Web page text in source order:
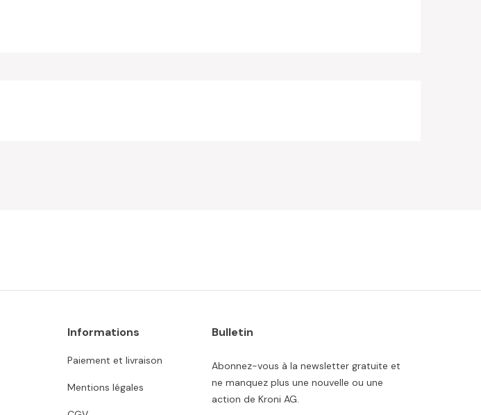
Informations
Paiement et livraison
Mentions légales
Bulletin
Abonnez-vous à la newsletter gratuite et
ne manquez plus une nouvelle ou une
action de Kroni AG.